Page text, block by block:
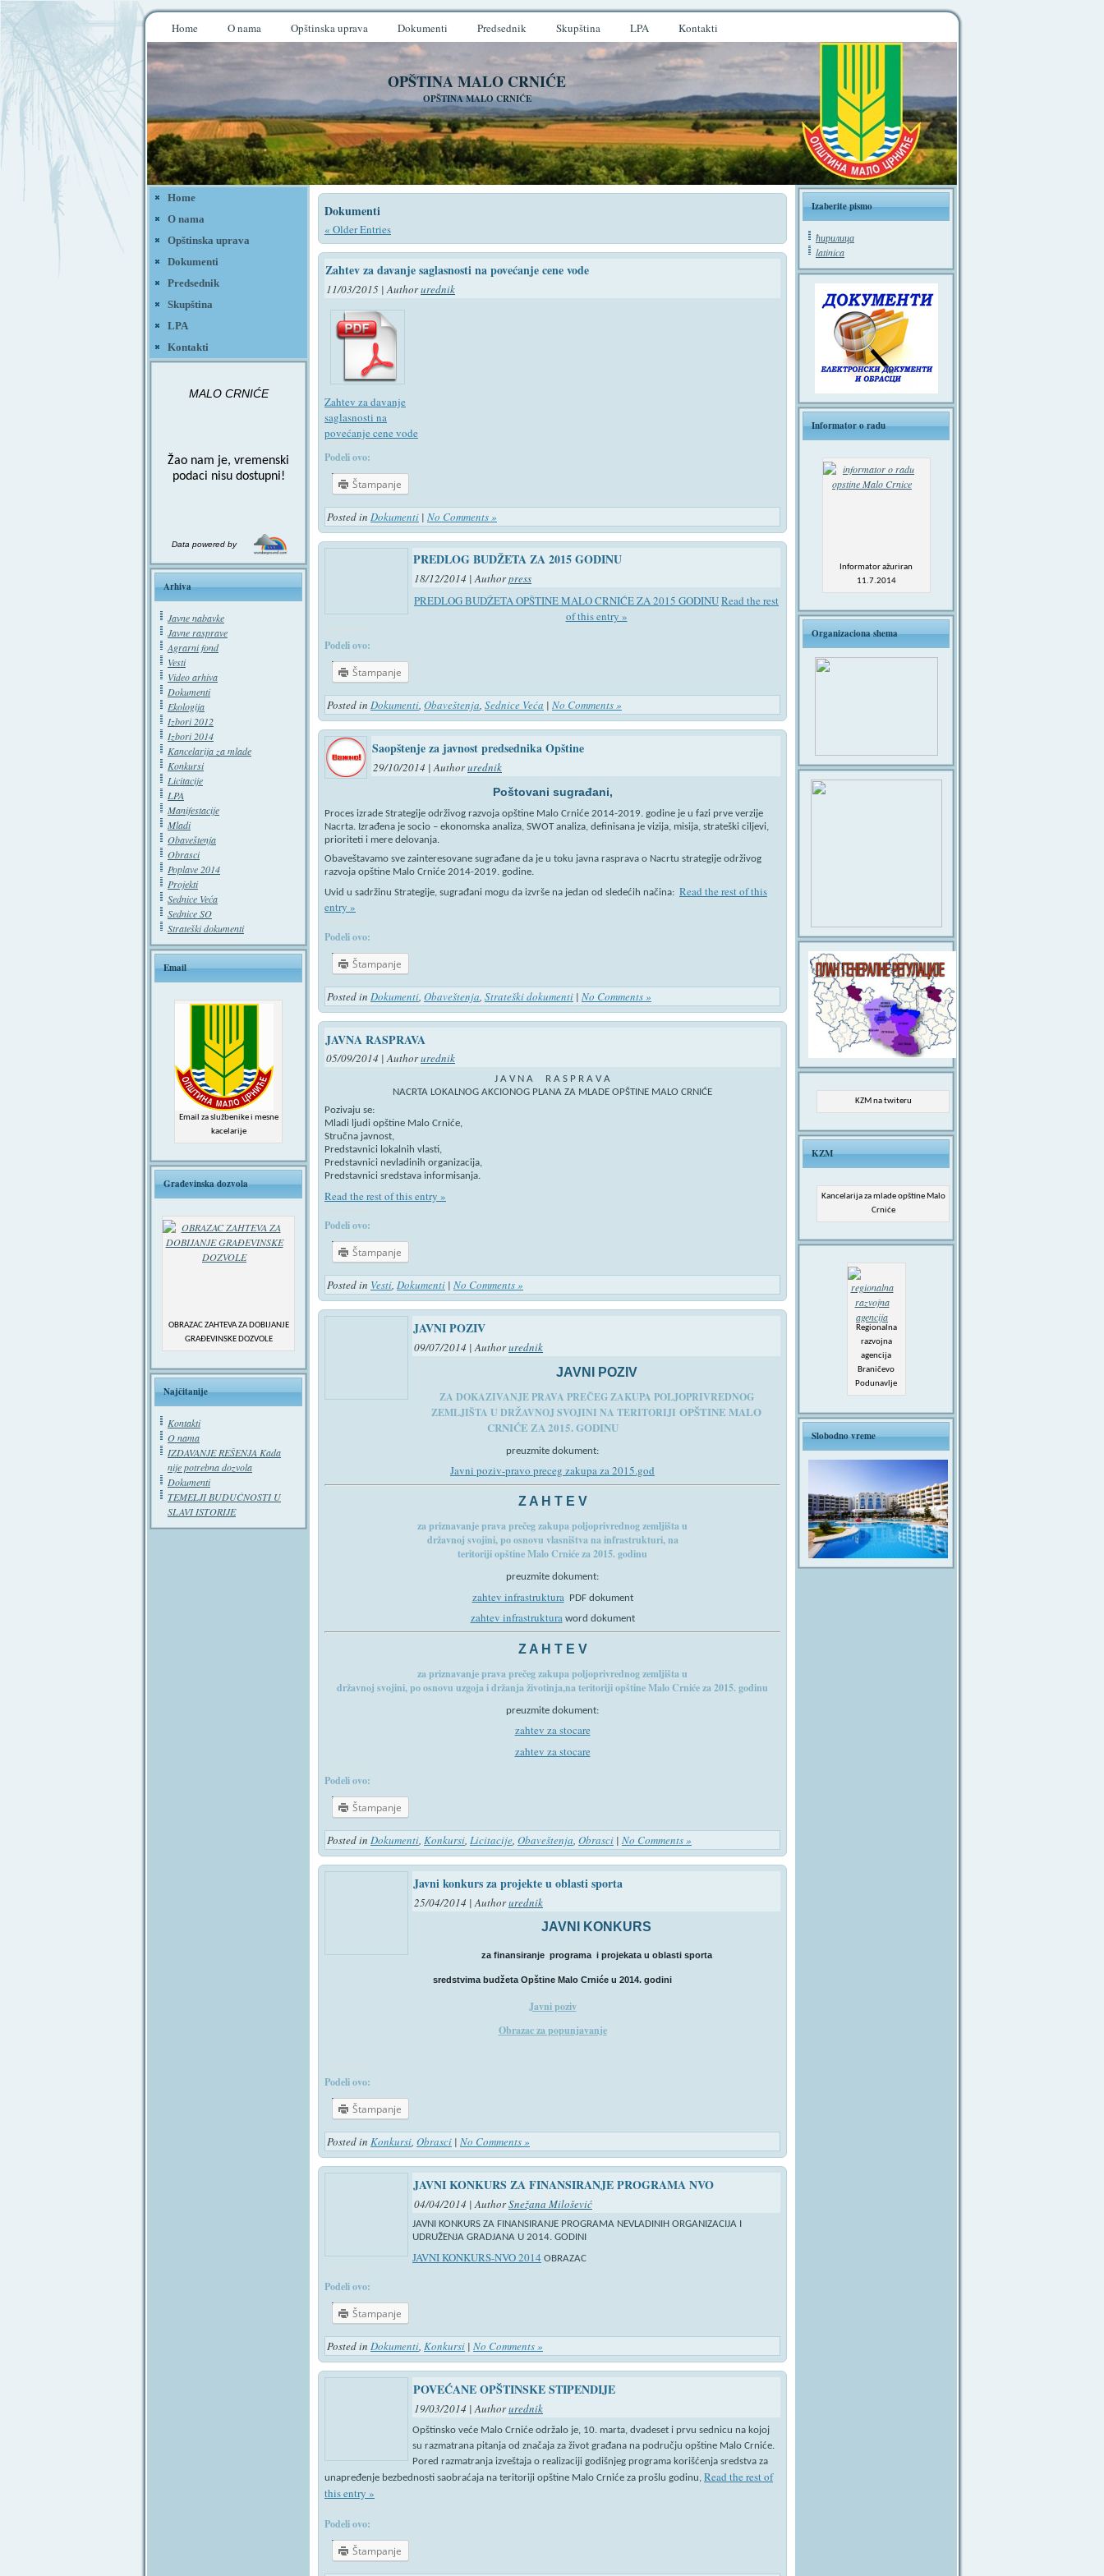
Home O nama Opštinska uprava Dokumenti Predsednik Skupština LPA Kontakti
OPŠTINA MALO CRNIĆE
OPŠTINA MALO CRNIĆE
Home
O nama
Opštinska uprava
Dokumenti
Predsednik
Skupština
LPA
Kontakti
MALO CRNIĆE
Žao nam je, vremenski
podaci nisu dostupni!
Data powered by
Arhiva
Javne nabavke
Javne rasprave
Agrarni fond
Vesti
Video arhiva
Dokumenti
Ekologija
Izbori 2012
Izbori 2014
Kancelarija za mlade
Konkursi
Licitacije
LPA
Manifestacije
Mladi
Obaveštenja
Obrasci
Poplave 2014
Projekti
Sednice Veća
Sednice SO
Strateški dokumenti
Email
Email za službenike i mesne
kacelarije
Građevinska dozvola
OBRAZAC ZAHTEVA ZA DOBIJANJE
GRAĐEVINSKE DOZVOLE
Najčitanije
Kontakti
O nama
IZDAVANJE REŠENJA Kada
nije potrebna dozvola
Dokumenti
TEMELJI BUDUĆNOSTI U
SLAVI ISTORIJE
Dokumenti
« Older Entries
Zahtev za davanje saglasnosti na povećanje cene vode
11/03/2015 | Authorurednik
Zahtev za davanje
saglasnosti na
povećanje cene vode
Podeli ovo:
Štampanje
Posted in Dokumenti | No Comments »
PREDLOG BUDŽETA ZA 2015 GODINU
18/12/2014 | Authorpress
PREDLOG BUDŽETA OPŠTINE MALO CRNIĆE ZA 2015 GODINURead the rest
of this entry »
Podeli ovo:
Štampanje
Posted in Dokumenti, Obaveštenja, Sednice Veća | No Comments »
Saopštenje za javnost predsednika Opštine
29/10/2014 | Authorurednik
Poštovani sugrađani,
Proces izrade Strategije održivog razvoja opštine Malo Crniće 2014-2019. godine je u fazi prve verzije
Nacrta. Izrađena je socio – ekonomska analiza, SWOT analiza, definisana je vizija, misija, strateški ciljevi,
prioriteti i mere delovanja.
Obaveštavamo sve zainteresovane sugrađane da je u toku javna rasprava o Nacrtu strategije održivog
razvoja opštine Malo Crniće 2014-2019. godine.
Uvid u sadržinu Strategije, sugrađani mogu da izvrše na jedan od sledećih načina: Read the rest of this
entry »
Podeli ovo:
Štampanje
Posted in Dokumenti, Obaveštenja, Strateški dokumenti | No Comments »
JAVNA RASPRAVA
05/09/2014 | Authorurednik
J A V N A R A S P R A V A
NACRTA LOKALNOG AKCIONOG PLANA ZA MLADE OPŠTINE MALO CRNIĆE
Pozivaju se:
Mladi ljudi opštine Malo Crniće,
Stručna javnost,
Predstavnici lokalnih vlasti,
Predstavnici nevladinih organizacija,
Predstavnici sredstava informisanja.
Read the rest of this entry »
Podeli ovo:
Štampanje
Posted in Vesti, Dokumenti | No Comments »
JAVNI POZIV
09/07/2014 | Authorurednik
JAVNI POZIV
ZA DOKAZIVANJE PRAVA PREČEG ZAKUPA POLJOPRIVREDNOG
ZEMLJIŠTA U DRŽAVNOJ SVOJINI NA TERITORIJI OPŠTINE MALO
CRNIĆE ZA 2015. GODINU
preuzmite dokument:
Javni poziv-pravo preceg zakupa za 2015.god
Z A H T E V
za priznavanje prava prečeg zakupa poljoprivrednog zemljišta u
državnoj svojini, po osnovu vlasništva na infrastrukturi, na
teritoriji opštine Malo Crniće za 2015. godinu
preuzmite dokument:
zahtev infrastrukturaPDF dokument
zahtev infrastrukturaword dokument
Z A H T E V
za priznavanje prava prečeg zakupa poljoprivrednog zemljišta u
državnoj svojini, po osnovu uzgoja i držanja životinja,na teritoriji opštine Malo Crniće za 2015. godinu
preuzmite dokument:
zahtev za stocare
zahtev za stocare
Podeli ovo:
Štampanje
Posted in Dokumenti, Konkursi, Licitacije, Obaveštenja, Obrasci | No Comments »
Javni konkurs za projekte u oblasti sporta
25/04/2014 | Authorurednik
JAVNI KONKURS
za finansiranje programa i projekata u oblasti sporta
sredstvima budžeta Opštine Malo Crniće u 2014. godini
Javni poziv
Obrazac za popunjavanje
Podeli ovo:
Štampanje
Posted in Konkursi, Obrasci | No Comments »
JAVNI KONKURS ZA FINANSIRANJE PROGRAMA NVO
04/04/2014 | AuthorSnežana Milošević
JAVNI KONKURS ZA FINANSIRANJE PROGRAMA NEVLADINIH ORGANIZACIJA I
UDRUŽENJA GRADJANA U 2014. GODINI
JAVNI KONKURS-NVO 2014 OBRAZAC
Podeli ovo:
Štampanje
Posted in Dokumenti, Konkursi | No Comments »
POVEĆANE OPŠTINSKE STIPENDIJE
19/03/2014 | Authorurednik
Opštinsko veće Malo Crniće održalo je, 10. marta, dvadeset i prvu sednicu na kojoj
su razmatrana pitanja od značaja za život građana na području opštine Malo Crniće.
Pored razmatranja izveštaja o realizaciji godišnjeg programa korišćenja sredstva za
unapređenje bezbednosti saobraćaja na teritoriji opštine Malo Crniće za prošlu godinu, Read the rest of
this entry »
Podeli ovo:
Štampanje
Izaberite pismo
ћирилица
latinica
Informator o radu
Informator ažuriran
11.7.2014
Organizaciona shema
KZM na twiteru
KZM
Kancelarija za mlade opštine Malo
Crniće
Regionalna
razvojna
agencija
Braničevo
Podunavlje
Slobodno vreme